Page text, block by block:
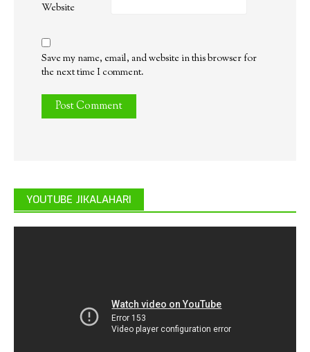
Website
Save my name, email, and website in this browser for
the next time I comment.
YOUTUBE JIKALAHARI